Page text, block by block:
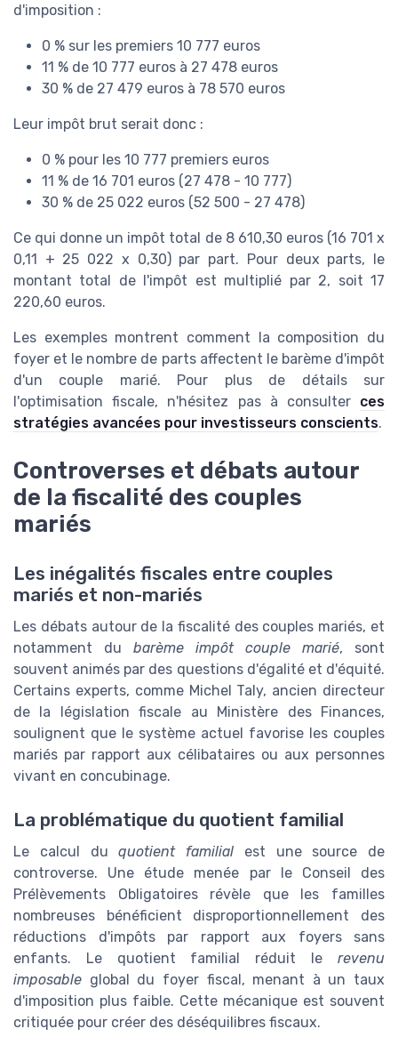
d'imposition :
0 % sur les premiers 10 777 euros
11 % de 10 777 euros à 27 478 euros
30 % de 27 479 euros à 78 570 euros
Leur impôt brut serait donc :
0 % pour les 10 777 premiers euros
11 % de 16 701 euros (27 478 - 10 777)
30 % de 25 022 euros (52 500 - 27 478)
Ce qui donne un impôt total de 8 610,30 euros (16 701 x
0,11 + 25 022 x 0,30) par part. Pour deux parts, le
montant total de l'impôt est multiplié par 2, soit 17
220,60 euros.
Les exemples montrent comment la composition du
foyer et le nombre de parts affectent le barème d'impôt
d'un couple marié. Pour plus de détails sur
l'optimisation fiscale, n'hésitez pas à consulter ces
stratégies avancées pour investisseurs conscients.
Controverses et débats autour
de la fiscalité des couples
mariés
Les inégalités fiscales entre couples
mariés et non-mariés
Les débats autour de la fiscalité des couples mariés, et
notamment du barème impôt couple marié, sont
souvent animés par des questions d'égalité et d'équité.
Certains experts, comme Michel Taly, ancien directeur
de la législation fiscale au Ministère des Finances,
soulignent que le système actuel favorise les couples
mariés par rapport aux célibataires ou aux personnes
vivant en concubinage.
La problématique du quotient familial
Le calcul duquotient familial est une source de
controverse. Une étude menée par le Conseil des
Prélèvements Obligatoires révèle que les familles
nombreuses bénéficient disproportionnellement des
réductions d'impôts par rapport aux foyers sans
enfants. Le quotient familial réduit le revenu
imposable global du foyer fiscal, menant à un taux
d'imposition plus faible. Cette mécanique est souvent
critiquée pour créer des déséquilibres fiscaux.